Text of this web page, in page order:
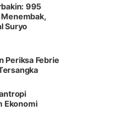
995
Suryo
Periksa Febrie
Ekonomi